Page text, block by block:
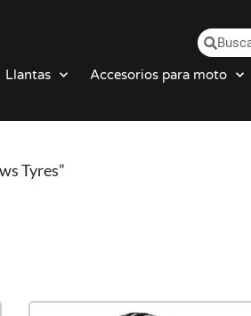
Llantas Accesorios para moto
Tyres”